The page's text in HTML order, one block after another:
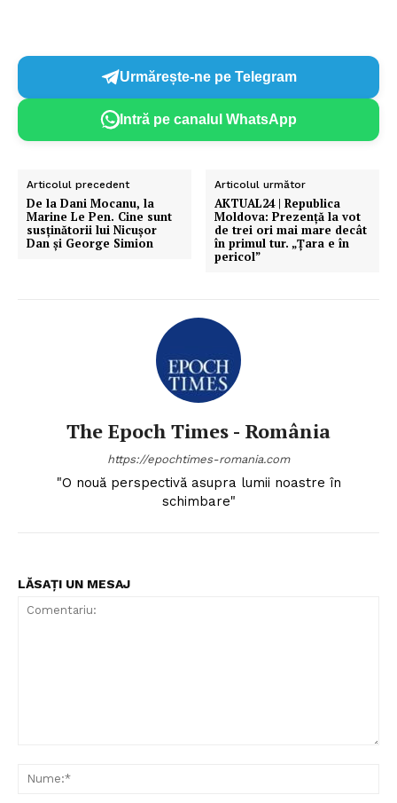
Urmărește-ne pe Telegram
Intră pe canalul WhatsApp
Articolul precedent
De la Dani Mocanu, la
Marine Le Pen. Cine sunt
susținătorii lui Nicușor
Dan și George Simion
Articolul următor
AKTUAL24 | Republica
Moldova: Prezență la vot
de trei ori mai mare decât
în primul tur. „Țara e în
pericol”
The Epoch Times - România
https://epochtimes-romania.com
"O nouă perspectivă asupra lumii noastre în
schimbare"
LĂSAȚI UN MESAJ